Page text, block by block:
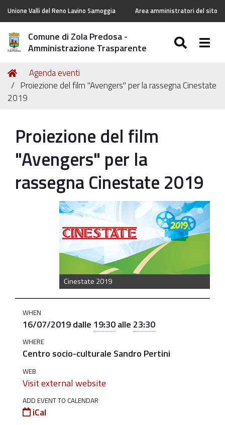
Unione Valli del Reno Lavino Samoggia Area amministratori del sito
Comune di Zola Predosa -
Amministrazione Trasparente
Tu
sei
qui:
Home
Agenda eventi
Proiezione del film "Avengers" per la rassegna Cinestate
2019
Proiezione del film
"Avengers" per la
rassegna Cinestate 2019
Cinestate 2019
https://old.comune.zolapredosa.bo.it/events/cinestate-
per
rassegna
Cinestate
2019
2019-
07-
16T19:30:00+02:00
WHEN
16/07/2019dalle 19:30alle 23:30
WHERE
Centro socio-culturale Sandro Pertini
WEB
Visit external website
ADD EVENT TO CALENDAR
iCal